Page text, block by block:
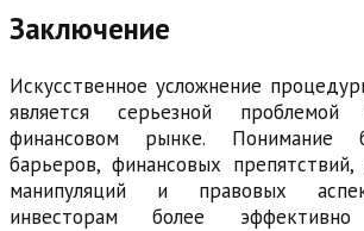
Заключение
Искусственное усложнение
является серьезной
финансовом рынке. Понимание
барьеров, финансовых
манипуляций и правовых
инвесторам более эффективно